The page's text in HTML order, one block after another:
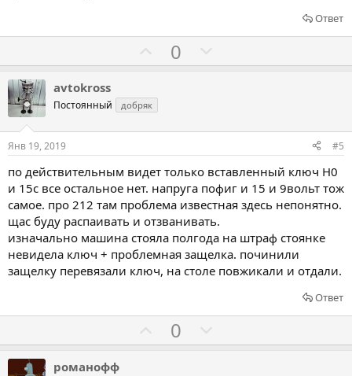
о
и
Ответ
о
о
с
в
а
т
ь
з
а
0
о
с
в
а
т
ь
п
р
о
и
avtokross
Постоянный добряк
Янв 19, 2019 #5
по действительным видет только вставленный ключ H0
и 15с все остальное нет. напруга пофиг и 15 и 9вольт тож
самое. про 212 там проблема известная здесь непонятно.
щас буду распаивать и отзванивать.
изначально машина стояла полгода на штраф стоянке
невидела ключ + проблемная защелка. починили
защелку перевязали ключ, на столе повжикали и отдали.
Ответ
о
0
о
романофф